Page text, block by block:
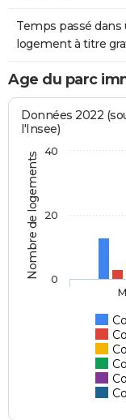
Temps passé dans
logement à titre
Age du parc
Nombre de logements
Données 2022
l'Insee)
0
20
40